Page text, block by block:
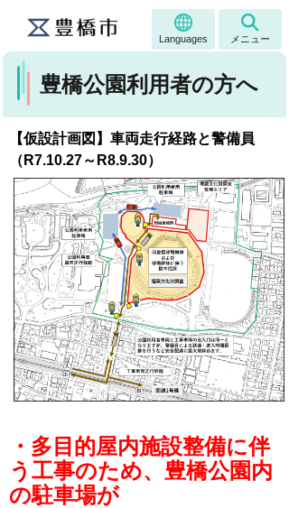
Languages メニュー
豊橋公園利用者の方へ
【仮設計画図】車両走行経路と警備員
（R7.10.27～R8.9.30）
・多目的屋内施設整備に伴
う工事のため、豊橋公園内
の駐車場が